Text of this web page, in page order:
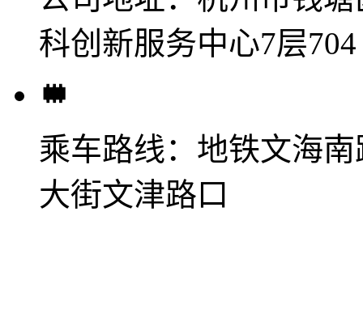
科创新服务中心7层704
乘车路线： 地铁文海
大街文津路口